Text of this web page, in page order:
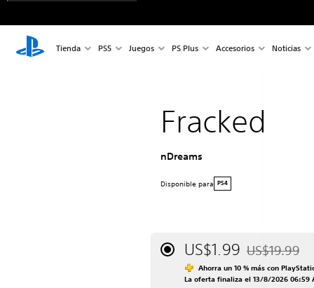
Tienda PS5 Juegos PS Plus Accesorios Noticias
Fracked
nDreams
Disponible para PS4
US$1.99 Rebajado del
US$19.99
Ahorra un 10 % más con
La oferta finaliza el 13/8/2026 06:59